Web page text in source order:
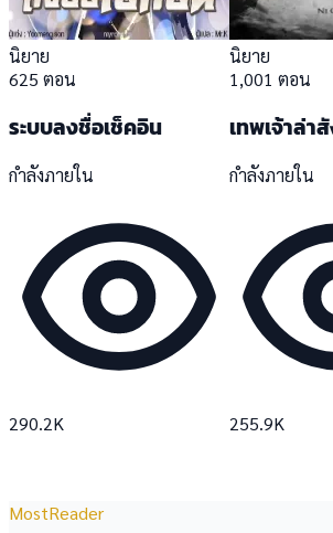
นิยาย
625 ตอน
ระบบลงชื่อเช็คอิน
กำลังภายใน
290.2K
นิยาย
1,001 ตอน
เทพเจ้าล่า
กำลังภายใน
255.9K
MostReader